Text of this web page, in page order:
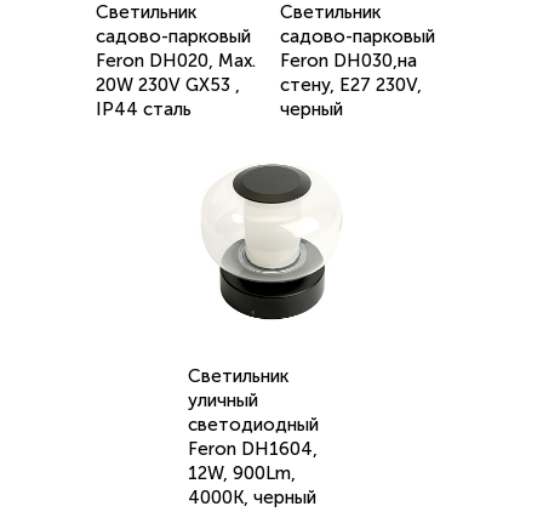
Светильник
садово-парковый
Feron DH020, Max.
20W 230V GX53 ,
IP44 сталь
Светильник
садово-парковый
Feron DH030,на
стену, E27 230V,
черный
Светильник
уличный
светодиодный
Feron DH1604,
12W, 900Lm,
4000K, черный